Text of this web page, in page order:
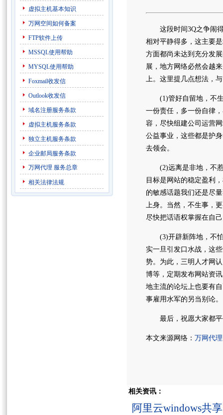
虚拟主机基本知识
万网空间如何备案
FTP软件上传
MSSQL使用帮助
MYSQL使用帮助
Foxmail收发信
Outlook收发信
域名注册服务条款
虚拟主机服务条款
独立主机服务条款
企业邮局服务条款
万网代理 服务总章
相关法律法规
这段时间3Q之争闹得
相对平静得多，这主要
方面都尚未达到充分发
展，地方网络必然会越
上。这里提几点想法，
(1)管好自留地，不生
一份责任，多一份自律
容，尽快组建公司运营
公益事业，这些都是护
去领会。
(2)远离是非地，不惹
目标是网站的稳定盈利
的敏感话题我们还是尽
上身。当然，不生事，
尽快把话语权掌握在自
(3)开辟新阵地，不怕
实一旦引发口水战，这
势。为此，三明人才网
博等，定期发布网站资
地主流的论坛上也要有
事雇用水军的另当别论。
最后，祝愿大家都平
本文来源网络： 万网代理
相关资讯：
阿里云windows共